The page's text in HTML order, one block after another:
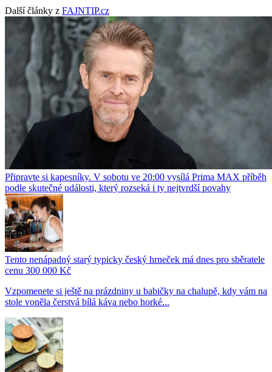
Další články z FAJNTIP.cz
Připravte si kapesníky. V sobotu ve 20:00 vysílá Prima MAX příběh
podle skutečné události, který rozseká i ty nejtvrdší povahy
Tento nenápadný starý typicky český hrneček má dnes pro sběratele
cenu 300 000 Kč
Vzpomenete si ještě na prázdniny u babičky na chalupě, kdy vám na
stole voněla čerstvá bílá káva nebo horké...